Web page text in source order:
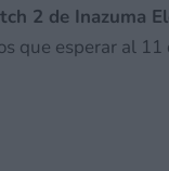
2 de Inazuma
que esperar al